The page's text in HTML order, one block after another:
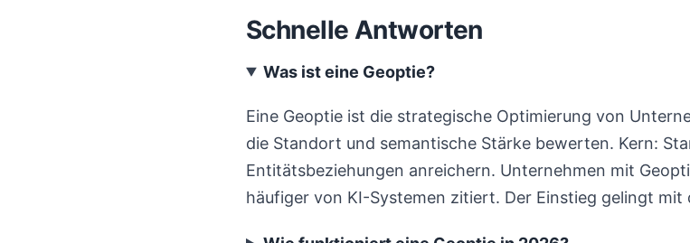
Schnelle Antworten
Was ist eine Geoptie?
Eine Geoptie ist die strategische Optimierung von
die Standort und semantische Stärke bewerten. Kern:
Entitätsbeziehungen anreichern. Unternehmen mit
häufiger von KI-Systemen zitiert. Der Einstieg gelingt mit